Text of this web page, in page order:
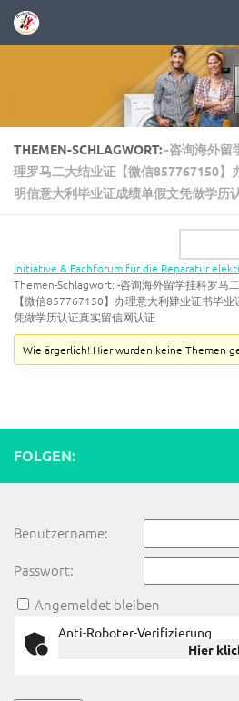
Zum Inhalt springen
THEMEN-SCHLAGWORT:-咨询海外留
理罗马二大结业证【微信857767150】
明信意大利毕业证成绩单假文凭做学历
Initiative & Fachforum für die Reparatur
Themen-Schlagwort: -咨询海外留学挂科罗马
【微信857767150】办理意大利肄业证书毕
凭做学历认证真实留信网认证
Wie ärgerlich! Hier wurden keine Themen
FOLGEN:
Benutzername:
Passwort:
Angemeldet bleiben
Anti-Roboter-Verifizierung
Hier